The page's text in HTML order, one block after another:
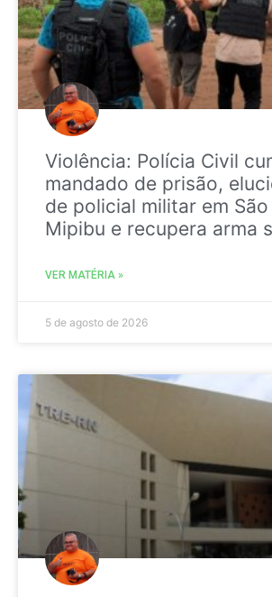
Violência: Polícia Civil
mandado de prisão,
de policial militar em
Mipibu e recupera arma
VER MATÉRIA »
5 de agosto de 2026